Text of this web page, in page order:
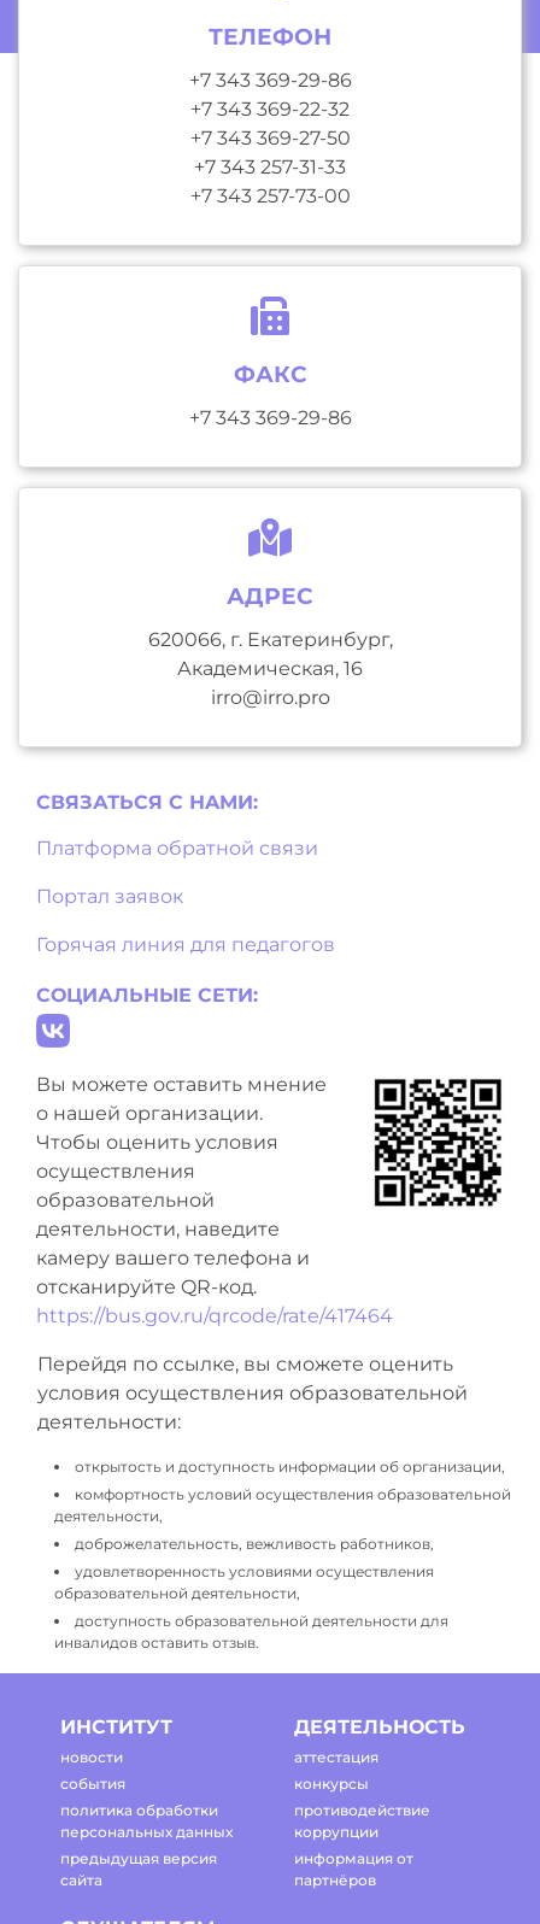
ТЕЛЕФОН
+7 343 369-29-86
+7 343 369-22-32
+7 343 369-27-50
+7 343 257-31-33
+7 343 257-73-00
ФАКС
+7 343 369-29-86
АДРЕС
620066, г. Екатеринбург,
Академическая, 16
irro@irro.pro
СВЯЗАТЬСЯ С НAМИ:
Платформа обратной связи
Портал заявок
Горячая линия для педагогов
СОЦИАЛЬНЫЕ СЕТИ:
Вы можете оставить мнение
о нашей организации.
Чтобы оценить условия
осуществления
образовательной
деятельности, наведите
камеру вашего телефона и
отсканируйте QR-код.
https://bus.gov.ru/qrcode/rate/417464
Перейдя по ссылке, вы сможете оценить
условия осуществления образовательной
деятельности:
открытость и доступность информации об организации,
комфортность условий осуществления образовательной
деятельности,
доброжелательность, вежливость работников,
удовлетворенность условиями осуществления
образовательной деятельности,
доступность образовательной деятельности для
инвалидов оставить отзыв.
ИНСТИТУТ
новости
события
политика обработки
персональных данных
предыдущая версия
сайта
ДЕЯТЕЛЬНОСТЬ
аттестация
конкурсы
противодействие
коррупции
информация от
партнёров